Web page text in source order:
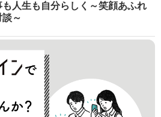
人生も自分らしく～笑顔あふれ
～